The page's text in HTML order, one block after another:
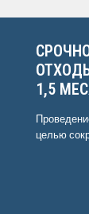
1,5
целью